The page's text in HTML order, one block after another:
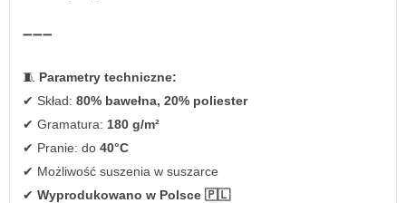
➖➖➖
🧵 Parametry techniczne:
✔ Skład: 80% bawełna, 20% poliester
✔ Gramatura: 180 g/m²
✔ Pranie: do 40°C
✔ Możliwość suszenia w suszarce
✔ Wyprodukowano w Polsce 🇵🇱